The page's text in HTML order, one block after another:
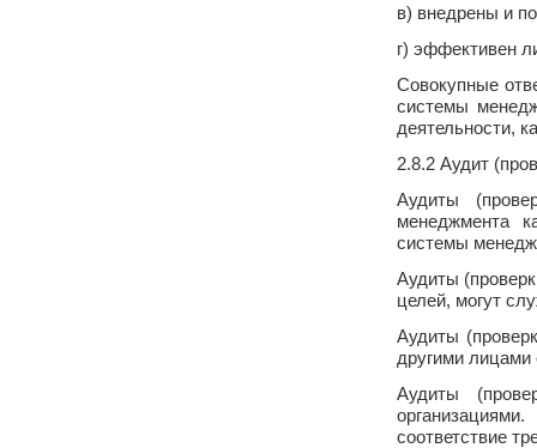
в) внедрены и
г) эффективен
Совокупные
системы
деятельности,
2.8.2 Аудит
Аудиты
менеджмента
системы
Аудиты
целей, могут
Аудиты
другими лицами
Аудиты
соответствие